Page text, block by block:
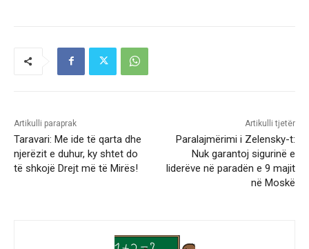
Artikulli paraprak
Taravari: Me ide të qarta dhe
njerëzit e duhur, ky shtet do
të shkojë Drejt më të Mirës!
Artikulli tjetër
Paralajmërimi i Zelensky-t:
Nuk garantoj sigurinë e
liderëve në paradën e 9 majit
në Moskë